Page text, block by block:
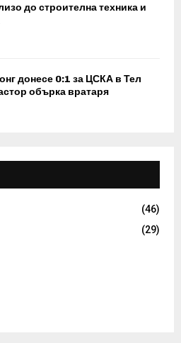
до строителна техника и
донесе 0:1 за ЦСКА в Тел
обърка вратаря
(46)
(29)